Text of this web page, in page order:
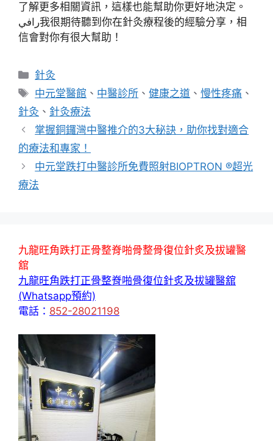
了解更多相關資訊，這樣也能幫助你更好地決定。
رافي我很期待聽到你在針灸療程後的經驗分享，相
信會對你有很大幫助！
分
類
針灸
標
籤
中元堂醫館 、 中醫診所 、健康之道 、慢性疼痛 、
針灸 、 針灸療法
掌握銅鑼灣中醫推介的3大秘訣，助你找對適合
的療法和專家！
中元堂跌打中醫診所免費照射BIOPTRON ®超光
療法
九龍旺角跌打正骨整脊啪骨整骨復位針炙及拔罐醫
舘
九龍旺角跌打正骨整脊啪骨復位針炙及拔罐醫舘
(Whatsapp預約)
電話： 852-28021198